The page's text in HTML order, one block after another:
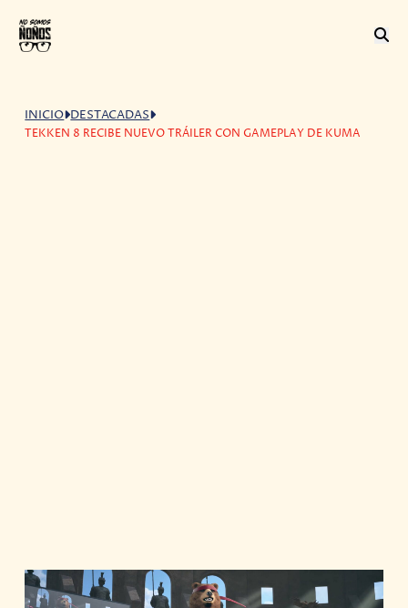
INICIO DESTACADAS
TEKKEN 8 RECIBE NUEVO TRÁILER CON GAMEPLAY DE KUMA